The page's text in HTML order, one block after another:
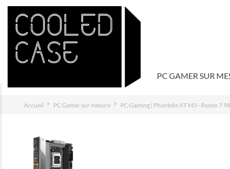
PC GAMER SUR
Accueil PC Gamer sur mesure PC Gaming | Phanteks XT M3 - Ryzen 7